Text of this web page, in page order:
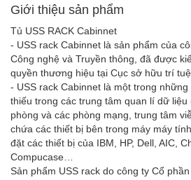
Giới thiệu sản phẩm
Tủ USS RACK Cabinnet
- USS rack Cabinnet là sản phẩm của
Công nghệ và Truyền thông, đã được
quyền thương hiệu tại Cục sở hữu trí tuệ
- USS rack Cabinnet là một trong
thiếu trong các trung tâm quan lí dữ
phòng và các phòng mạng, trung tâm
chứa các thiết bị bên trong máy máy
đặt các thiết bị của IBM, HP, Dell, AIC,
Compucase…
Sản phẩm USS rack do công ty Cổ